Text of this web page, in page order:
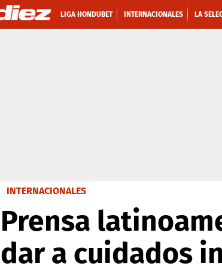
LIGA HONDUBET INTERNACIONALES LA
INTERNACIONALES
Prensa
dar a cuidados